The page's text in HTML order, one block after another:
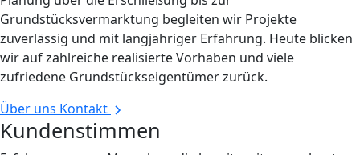
Grundstücksvermarktung begleiten wir Projekte
zuverlässig und mit langjähriger Erfahrung. Heute blicken
wir auf zahlreiche realisierte Vorhaben und viele
zufriedene Grundstückseigentümer zurück.
Über uns Kontakt
Kundenstimmen